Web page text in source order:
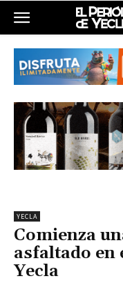
YECLA
Comienza
asfaltado en
Yecla